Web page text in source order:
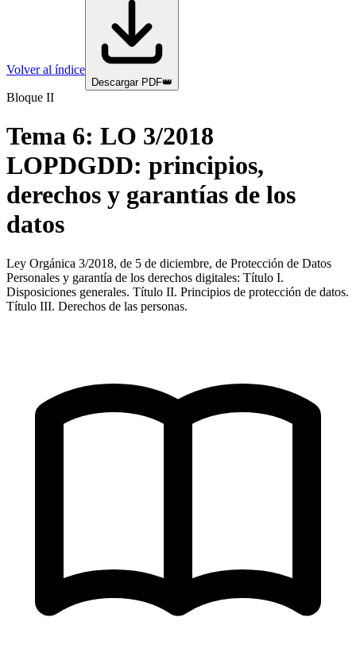
Volver al índice
Descargar PDF👑
Bloque II
Tema 6: LO 3/2018
LOPDGDD: principios,
derechos y garantías de los
datos
Ley Orgánica 3/2018, de 5 de diciembre, de Protección de Datos
Personales y garantía de los derechos digitales: Título I.
Disposiciones generales. Título II. Principios de protección de datos.
Título III. Derechos de las personas.